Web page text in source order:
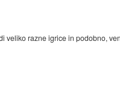
veliko razne igrice in podobno,